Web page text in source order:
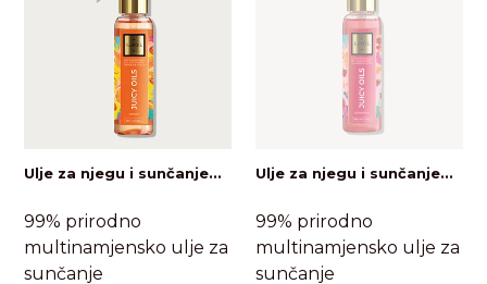
Ulje za njegu i sunčanje...
99% prirodno
multinamjensko ulje za
sunčanje
Ulje za njegu i sunčanje...
99% prirodno
multinamjensko ulje za
sunčanje